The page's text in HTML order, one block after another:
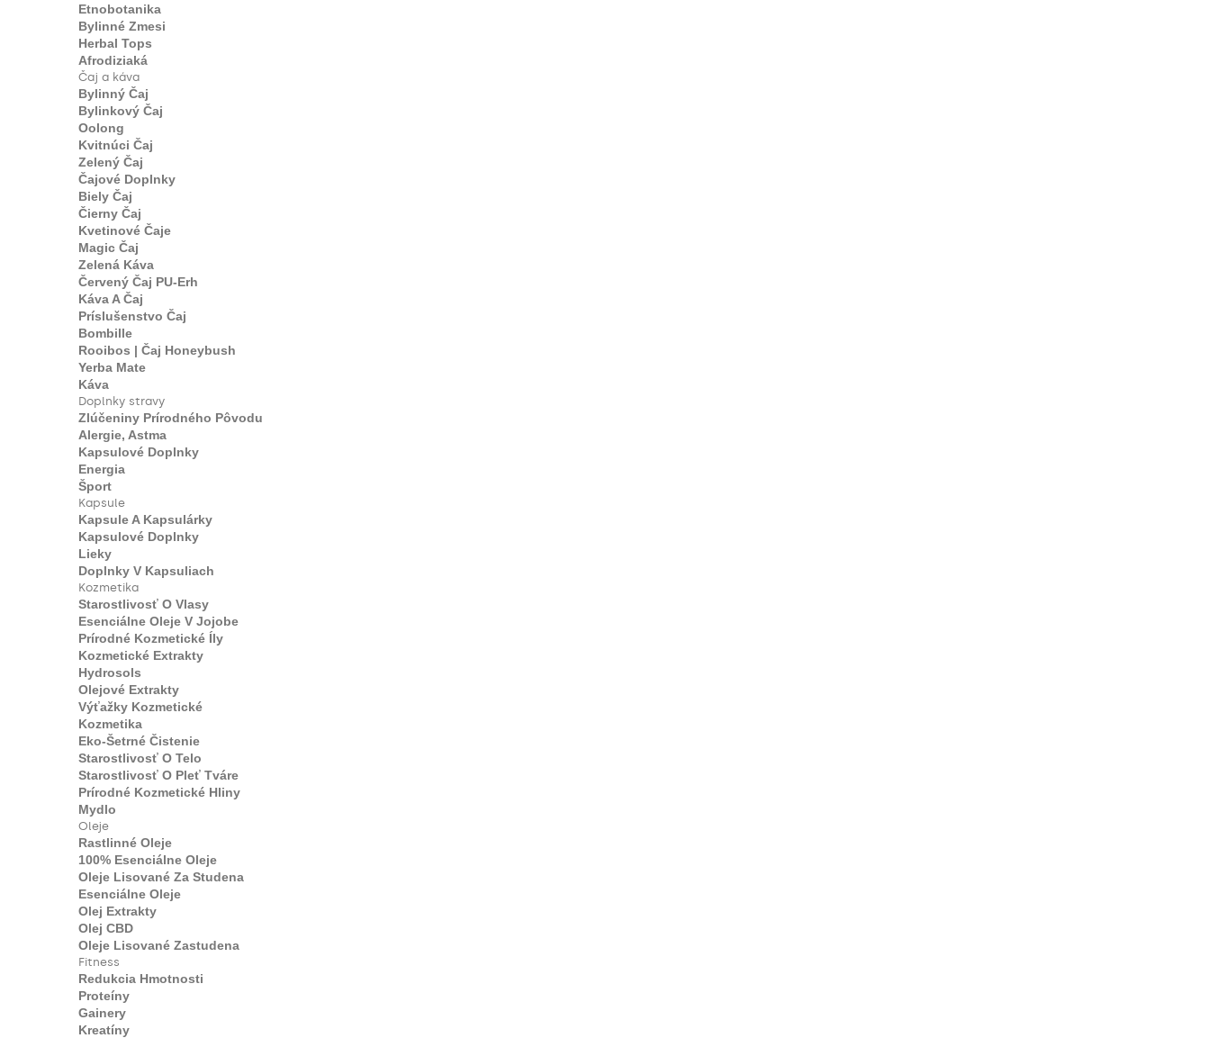
Etnobotanika
Bylinné Zmesi
Herbal Tops
Afrodiziaká
Čaj a káva
Bylinný Čaj
Bylinkový Čaj
Oolong
Kvitnúci Čaj
Zelený Čaj
Čajové Doplnky
Biely Čaj
Čierny Čaj
Kvetinové Čaje
Magic Čaj
Zelená Káva
Červený Čaj PU-Erh
Káva A Čaj
Príslušenstvo Čaj
Bombille
Rooibos | Čaj Honeybush
Yerba Mate
Káva
Doplnky stravy
Zlúčeniny Prírodného Pôvodu
Alergie, Astma
Kapsulové Doplnky
Energia
Šport
Kapsule
Kapsule A Kapsulárky
Kapsulové Doplnky
Lieky
Doplnky V Kapsuliach
Kozmetika
Starostlivosť O Vlasy
Esenciálne Oleje V Jojobe
Prírodné Kozmetické Íly
Kozmetické Extrakty
Hydrosols
Olejové Extrakty
Výťažky Kozmetické
Kozmetika
Eko-Šetrné Čistenie
Starostlivosť O Telo
Starostlivosť O Pleť Tváre
Prírodné Kozmetické Hliny
Mydlo
Oleje
Rastlinné Oleje
100% Esenciálne Oleje
Oleje Lisované Za Studena
Esenciálne Oleje
Olej Extrakty
Olej CBD
Oleje Lisované Zastudena
Fitness
Redukcia Hmotnosti
Proteíny
Gainery
Kreatíny